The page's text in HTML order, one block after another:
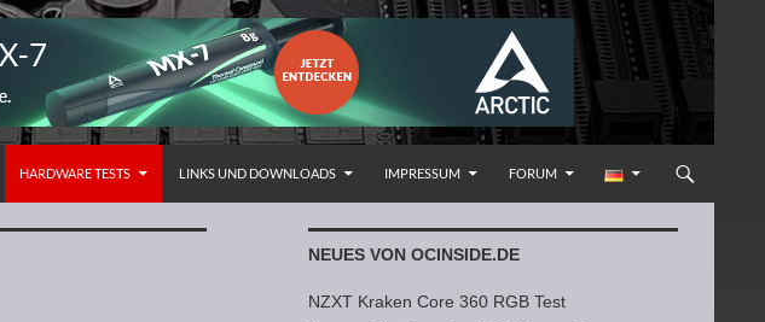
HARDWARE TESTS LINKS UND DOWNLOADS IMPRESSUM FORUM
NEUES VON OCINSIDE.DE
NZXT Kraken Core 360 RGB Test